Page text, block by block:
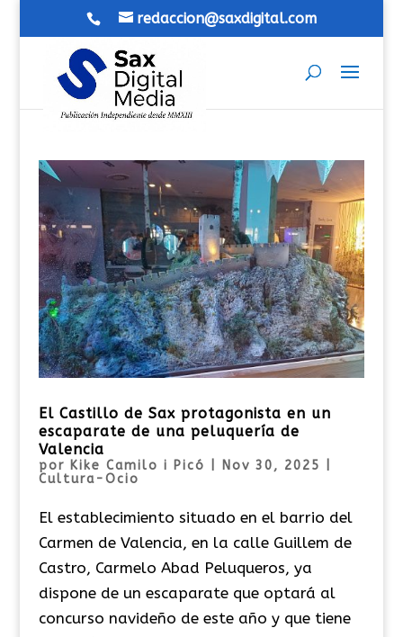
redaccion@saxdigital.com
El Castillo de Sax protagonista en un
escaparate de una peluquería de
Valencia
por Kike Camilo i Picó Nov 30, 2025
Cultura-Ocio
El establecimiento situado en el barrio del
Carmen de Valencia, en la calle Guillem de
Castro, Carmelo Abad Peluqueros, ya
dispone de un escaparate que optará al
concurso navideño de este año y que tiene